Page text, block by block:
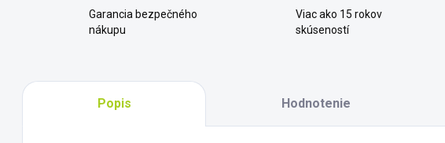
Garancia bezpečného
nákupu
Viac ako 15 rokov
skúseností
Popis Hodnotenie